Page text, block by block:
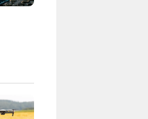
drony si samy hledají